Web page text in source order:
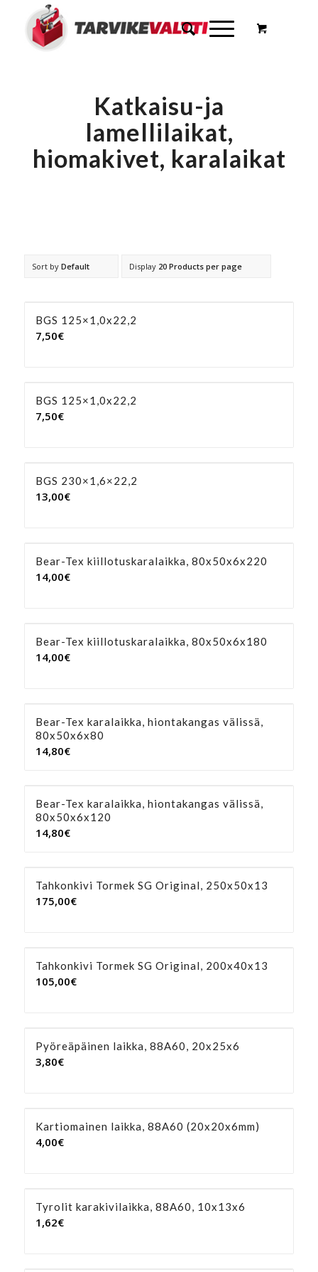
Katkaisu-ja
lamellilaikat,
hiomakivet, karalaikat
Sort by Default Display 20 Products per page
BGS 125×1,0x22,2
7,50€
BGS 125×1,0x22,2
7,50€
BGS 230×1,6×22,2
13,00€
Bear-Tex kiillotuskaralaikka, 80x50x6x220
14,00€
Bear-Tex kiillotuskaralaikka, 80x50x6x180
14,00€
Bear-Tex karalaikka, hiontakangas välissä,
80x50x6x80
14,80€
Bear-Tex karalaikka, hiontakangas välissä,
80x50x6x120
14,80€
Tahkonkivi Tormek SG Original, 250x50x13
175,00€
Tahkonkivi Tormek SG Original, 200x40x13
105,00€
Pyöreäpäinen laikka, 88A60, 20x25x6
3,80€
Kartiomainen laikka, 88A60 (20x20x6mm)
4,00€
Tyrolit karakivilaikka, 88A60, 10x13x6
1,62€